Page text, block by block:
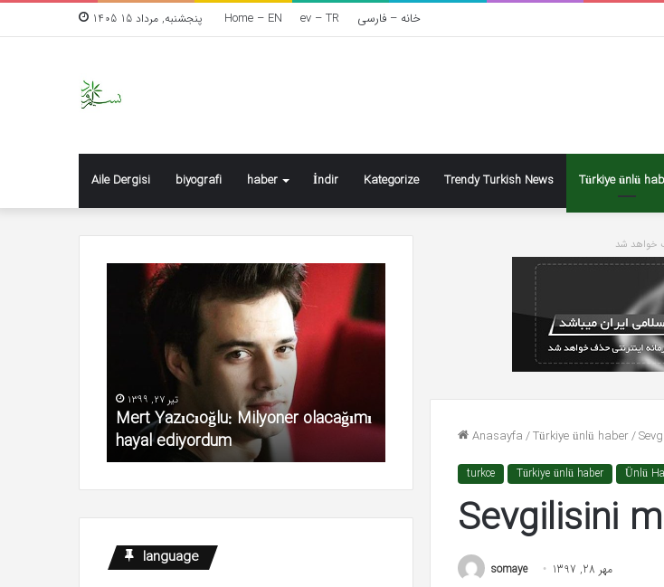
پنجشنبه, مرداد 15 1405 Home – EN ev – TR خانه – فارسی
Aile Dergisi biyografi haber İndir Kategorize Trendy Turkish News Türkiye ünlü
خواهد شد
Anasayfa/Türkiye ünlü haber/
turkce Türkiye ünlü haber Ünlü
Sevgilisini
somaye مهر 28, 1397
Yazıcıoğlu:
Milyoner
تیر 27, 1399
Mert Yazıcıoğlu: Milyoner olacağımı
hayal ediyordum
edilemez
Kadın şiddeti kabul edilemez
language